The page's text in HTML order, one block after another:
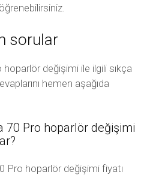
sorular
değişimi ile ilgili sıkça
hemen aşağıda
70 Pro hoparlör değişimi
Pro hoparlör değişimi fiyatı